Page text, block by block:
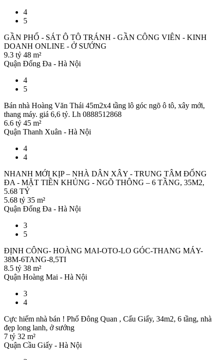
4
5
GẦN PHỐ - SÁT Ô TÔ TRÁNH - GẦN CÔNG VIÊN - KINH
DOANH ONLINE - Ở SƯỚNG
9.3 tỷ 48 m²
Quận Đống Đa - Hà Nội
4
5
Bán nhà Hoàng Văn Thái 45m2x4 tầng lô góc ngõ ô tô, xây mới,
thang máy. giá 6,6 tỷ. Lh 0888512868
6.6 tỷ 45 m²
Quận Thanh Xuân - Hà Nội
4
4
NHANH MỚI KỊP – NHÀ DÂN XÂY - TRUNG TÂM ĐỐNG
ĐA - MẶT TIỀN KHỦNG - NGÕ THÔNG – 6 TẦNG, 35M2,
5.68 TỶ
5.68 tỷ 35 m²
Quận Đống Đa - Hà Nội
3
5
ĐỊNH CÔNG- HOÀNG MAI-OTO-LO GÓC-THANG MÁY-
38M-6TANG-8,5TI
8.5 tỷ 38 m²
Quận Hoàng Mai - Hà Nội
3
4
Cực hiếm nhà bán ! Phố Đông Quan , Cấu Giấy, 34m2, 6 tầng, nhà
đẹp long lanh, ở sướng
7 tỷ 32 m²
Quận Cầu Giấy - Hà Nội